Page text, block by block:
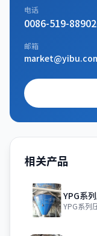
电话
0086-519-
邮箱
相关产品
YPG系